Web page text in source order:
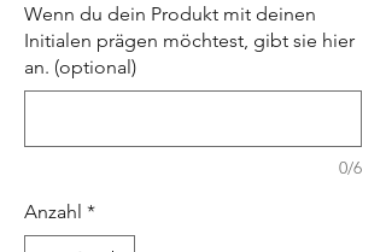
Wenn du dein Produkt mit deinen
Initialen prägen möchtest, gibt sie hier
an. (optional)
0/6
Anzahl *